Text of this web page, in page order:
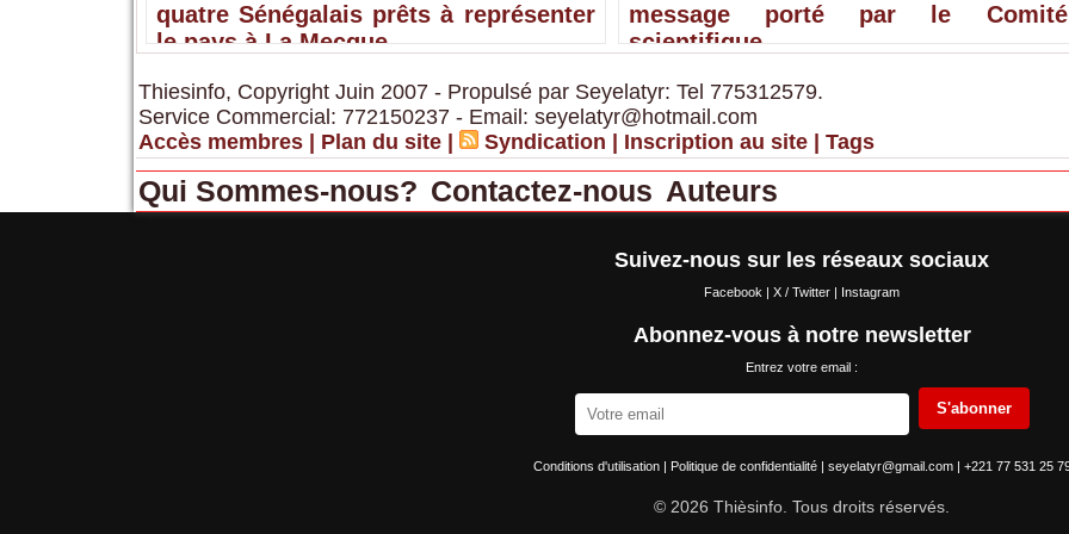
quatre Sénégalais prêts à représenter
le pays à La Mecque
message porté par le Comité
scientifique
Thiesinfo, Copyright Juin 2007 - Propulsé par Seyelatyr: Tel 775312579.
Service Commercial: 772150237 - Email: seyelatyr@hotmail.com
Accès membres
Plan du site Syndication Inscription au site Tags
Qui Sommes-nous? Contactez-nous Auteurs
Suivez-nous sur les réseaux sociaux
Facebook | X / Twitter | Instagram
Abonnez-vous à notre newsletter
Entrez votre email :
S'abonner
Conditions d'utilisation | Politique de confidentialité | seyelatyr@gmail.com | +221 77 531 25
© 2026 Thièsinfo. Tous droits réservés.